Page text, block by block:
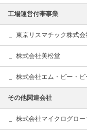
工場運営付帯事業
東京リスマチック株式会
株式会社美松堂
株式会社エム・ピー・ビ
その他関連会社
株式会社マイクログロー